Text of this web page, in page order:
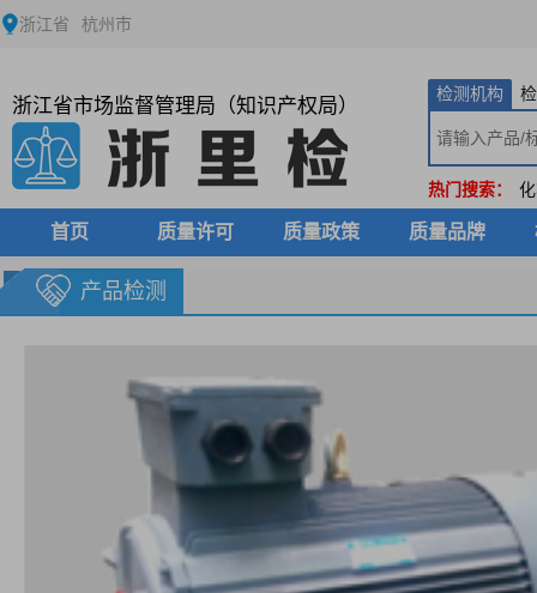
浙江省 杭州市
浙江省市场监督管理局（知识产权局）
检测机构
热门搜索：
首页 质量许可 质量政策 质量品牌
产品检测